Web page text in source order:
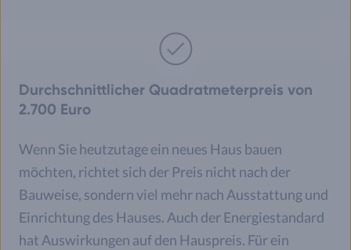
Durchschnittlicher Quadratmeterpreis von
2.700 Euro
Wenn Sie heutzutage ein neues Haus bauen
möchten, richtet sich der Preis nicht nach der
Bauweise, sondern viel mehr nach Ausstattung und
Einrichtung des Hauses. Auch der Energiestandard
hat Auswirkungen auf den Hauspreis. Für ein